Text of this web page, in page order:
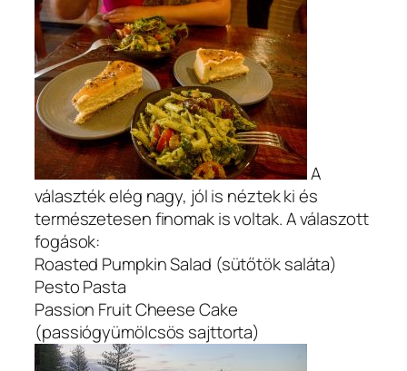
A
választék elég nagy, jól is néztek ki és
természetesen finomak is voltak. A válaszott
fogások:
Roasted Pumpkin Salad (sütőtök saláta)
Pesto Pasta
Passion Fruit Cheese Cake
(passiógyümölcsös sajttorta)